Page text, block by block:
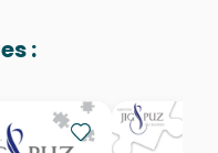
fabriqués en France
: